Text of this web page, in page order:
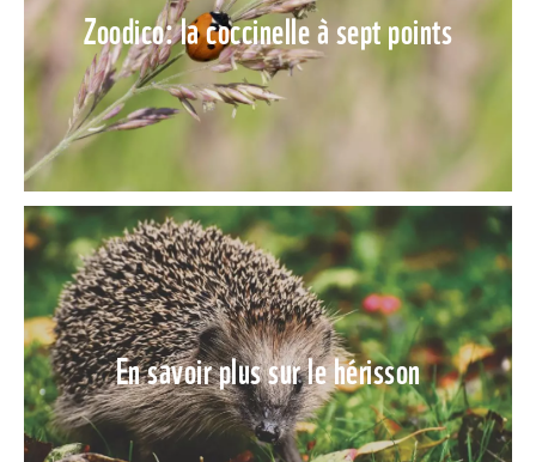
Zoodico: la coccinelle à sept points
En savoir plus sur le hérisson